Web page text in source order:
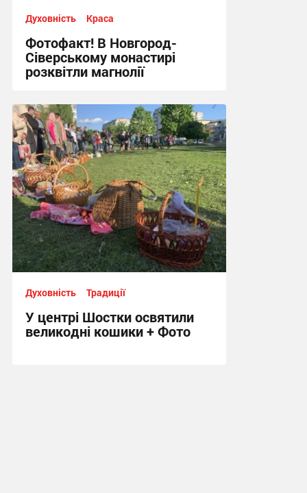
Духовність Краса
Фотофакт! В Новгород-
Сіверському монастирі
розквітли магнолії
20:51, 21.04.2025
Духовність Традиції
У центрі Шостки освятили
великодні кошики + Фото